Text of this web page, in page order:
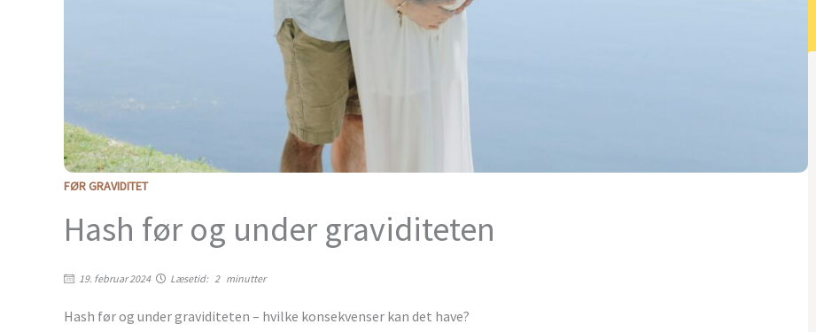
FØR GRAVIDITET
Hash før og under graviditeten
19. februar 2024 Læsetid: 2 minutter
Hash før og under graviditeten – hvilke konsekvenser kan det have?